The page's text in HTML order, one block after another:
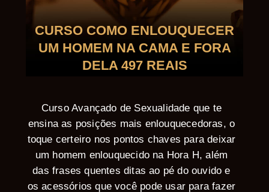
CURSO COMO ENLOUQUECER
UM HOMEM NA CAMA E FORA
DELA 497 REAIS
Curso Avançado de Sexualidade que te
ensina as posições mais enlouquecedoras, o
toque certeiro nos pontos chaves para deixar
um homem enlouquecido na Hora H, além
das frases quentes ditas ao pé do ouvido e
os acessórios que você pode usar para fazer